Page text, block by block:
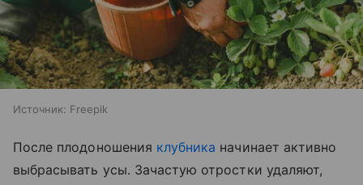
Источник: Freepik
После плодоношения клубника начинает активно
выбрасывать усы. Зачастую отростки удаляют,